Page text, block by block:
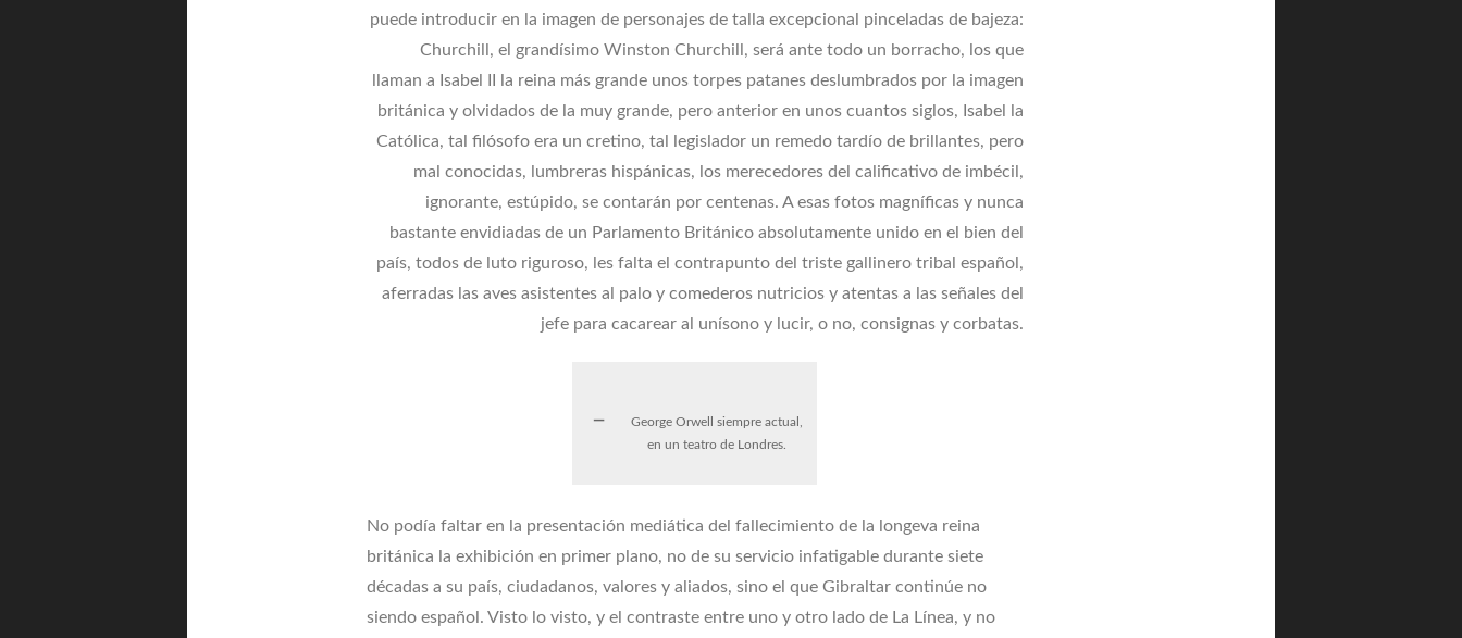
puede introducir en la imagen de personajes de talla excepcional pinceladas de bajeza:
Churchill, el grandísimo Winston Churchill, será ante todo un borracho, los que
llaman a Isabel II la reina más grande unos torpes patanes deslumbrados por la imagen
británica y olvidados de la muy grande, pero anterior en unos cuantos siglos, Isabel la
Católica, tal filósofo era un cretino, tal legislador un remedo tardío de brillantes, pero
mal conocidas, lumbreras hispánicas, los merecedores del calificativo de imbécil,
ignorante, estúpido, se contarán por centenas. A esas fotos magníficas y nunca
bastante envidiadas de un Parlamento Británico absolutamente unido en el bien del
país, todos de luto riguroso, les falta el contrapunto del triste gallinero tribal español,
aferradas las aves asistentes al palo y comederos nutricios y atentas a las señales del
jefe para cacarear al unísono y lucir, o no, consignas y corbatas.
George Orwell siempre actual,
en un teatro de Londres.
No podía faltar en la presentación mediática del fallecimiento de la longeva reina
británica la exhibición en primer plano, no de su servicio infatigable durante siete
décadas a su país, ciudadanos, valores y aliados, sino el que Gibraltar continúe no
siendo español. Visto lo visto, y el contraste entre uno y otro lado de La Línea, y no